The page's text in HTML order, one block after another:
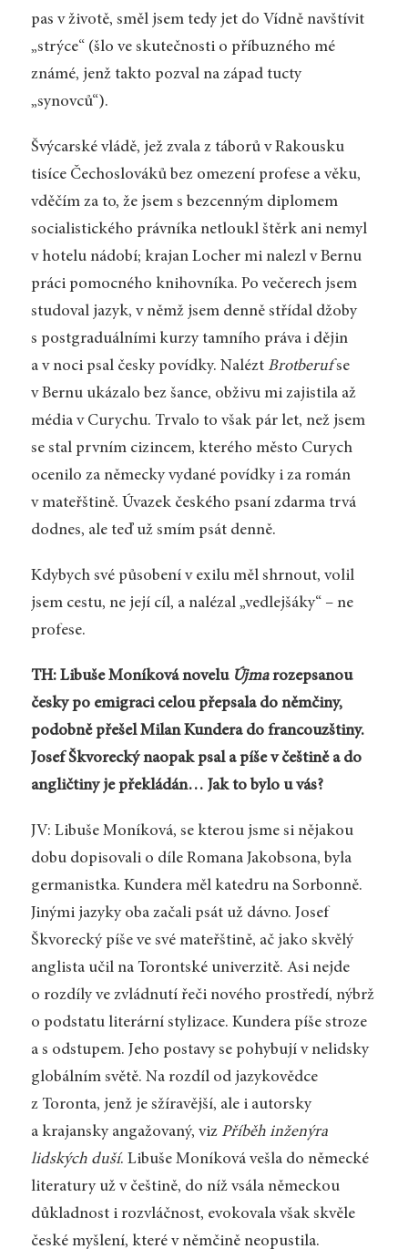
pas v životě, směl jsem tedy jet do Vídně navštívit
„strýce“ (šlo ve skutečnosti o příbuzného mé
známé, jenž takto pozval na západ tucty
„synovců“).
Švýcarské vládě, jež zvala z táborů v Rakousku
tisíce Čechoslováků bez omezení profese a věku,
vděčím za to, že jsem s bezcenným diplomem
socialistického právníka netloukl štěrk ani nemyl
v hotelu nádobí; krajan Locher mi nalezl v Bernu
práci pomocného knihovníka. Po večerech jsem
studoval jazyk, v němž jsem denně střídal džoby
s postgraduálními kurzy tamního práva i dějin
a v noci psal česky povídky. Nalézt Brotberufse
v Bernu ukázalo bez šance, obživu mi zajistila až
média v Curychu. Trvalo to však pár let, než jsem
se stal prvním cizincem, kterého město Curych
ocenilo za německy vydané povídky i za román
v mateřštině. Úvazek českého psaní zdarma trvá
dodnes, ale teď už smím psát denně.
Kdybych své působení v exilu měl shrnout, volil
jsem cestu, ne její cíl, a nalézal „vedlejšáky“ – ne
profese.
TH: Libuše Moníková novelu Újmarozepsanou
česky po emigraci celou přepsala do němčiny,
podobně přešel Milan Kundera do francouzštiny.
Josef Škvorecký naopak psal a píše v češtině a do
angličtiny je překládán… Jak to bylo u vás?
JV: Libuše Moníková, se kterou jsme si nějakou
dobu dopisovali o díle Romana Jakobsona, byla
germanistka. Kundera měl katedru na Sorbonně.
Jinými jazyky oba začali psát už dávno. Josef
Škvorecký píše ve své mateřštině, ač jako skvělý
anglista učil na Torontské univerzitě. Asi nejde
o rozdíly ve zvládnutí řeči nového prostředí, nýbrž
o podstatu literární stylizace. Kundera píše stroze
a s odstupem. Jeho postavy se pohybují v nelidsky
globálním světě. Na rozdíl od jazykovědce
z Toronta, jenž je sžíravější, ale i autorsky
a krajansky angažovaný, viz Příběh inženýra
lidských duší. Libuše Moníková vešla do německé
literatury už v češtině, do níž vsála německou
důkladnost i rozvláčnost, evokovala však skvěle
české myšlení, které v němčině neopustila.